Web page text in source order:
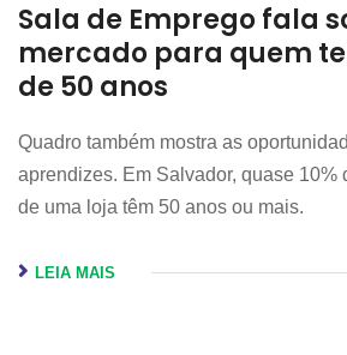
Sala de Emprego fala
mercado para quem
de 50 anos
Quadro também mostra as
aprendizes. Em Salvador, quase 10%
de uma loja têm 50 anos ou mais.
LEIA MAIS